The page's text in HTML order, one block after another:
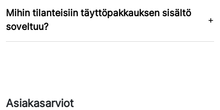
Mihin tilanteisiin täyttöpakkauksen sisältö
soveltuu?
Asiakasarviot